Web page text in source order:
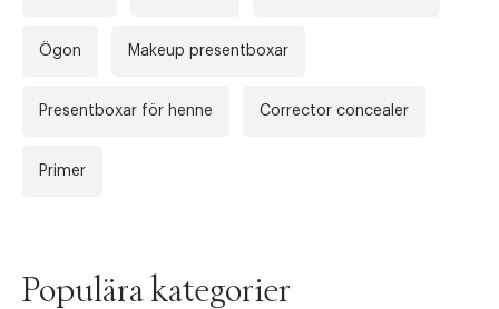
Ögon Makeup presentboxar
Presentboxar för henne Corrector concealer
Primer
Populära kategorier